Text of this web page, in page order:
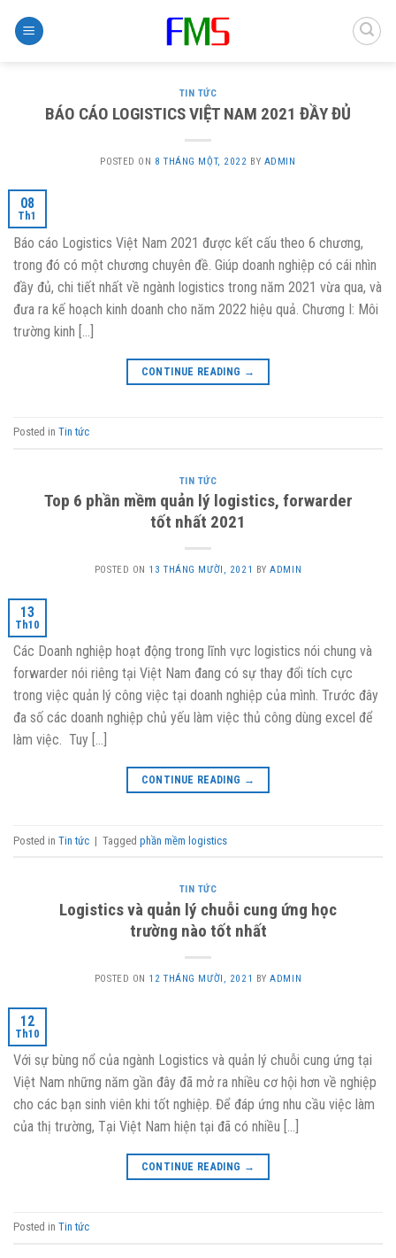
TIN TỨC
BÁO CÁO LOGISTICS VIỆT NAM 2021 ĐẦY ĐỦ
POSTED ON 8 THÁNG MỘT, 2022 BY ADMIN
08
Th1
Báo cáo Logistics Việt Nam 2021 được kết cấu theo 6 chương,
trong đó có một chương chuyên đề. Giúp doanh nghiệp có cái nhìn
đầy đủ, chi tiết nhất về ngành logistics trong năm 2021 vừa qua, và
đưa ra kế hoạch kinh doanh cho năm 2022 hiệu quả. Chương I: Môi
trường kinh […]
CONTINUE READING →
Posted in Tin tức
TIN TỨC
Top 6 phần mềm quản lý logistics, forwarder
tốt nhất 2021
POSTED ON 13 THÁNG MƯỜI, 2021 BYADMIN
13
Th10
Các Doanh nghiệp hoạt động trong lĩnh vực logistics nói chung và
forwarder nói riêng tại Việt Nam đang có sự thay đổi tích cực
trong việc quản lý công việc tại doanh nghiệp của mình. Trước đây
đa số các doanh nghiệp chủ yếu làm việc thủ công dùng excel để
làm việc. Tuy […]
CONTINUE READING →
Posted in Tin tức | Tagged phần mềm logistics
TIN TỨC
Logistics và quản lý chuỗi cung ứng học
trường nào tốt nhất
POSTED ON 12 THÁNG MƯỜI, 2021 BYADMIN
12
Th10
Với sự bùng nổ của ngành Logistics và quản lý chuỗi cung ứng tại
Việt Nam những năm gần đây đã mở ra nhiều cơ hội hơn về nghiệp
cho các bạn sinh viên khi tốt nghiệp. Để đáp ứng nhu cầu việc làm
của thị trường, Tại Việt Nam hiện tại đã có nhiều […]
CONTINUE READING →
Posted in Tin tức